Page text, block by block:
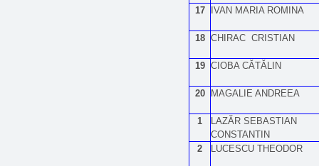
17 IVAN MARIA ROMINA
18 CHIRAC CRISTIAN
19 CIOBA CĂTĂLIN
20 MAGALIE ANDREEA
1
LAZĂR SEBASTIAN
CONSTANTIN
2
LUCESCU THEODOR